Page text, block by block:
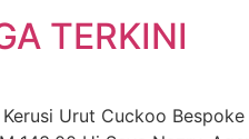
TERKINI
Kerusi Urut Cuckoo